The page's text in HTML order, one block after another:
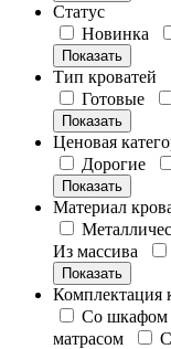
Статус
Новинка
Показать
Тип кроватей
Готовые
Показать
Ценовая
Дорогие
Показать
Материал
Из массива
Показать
Комплектация
Со шкафом
матрасом